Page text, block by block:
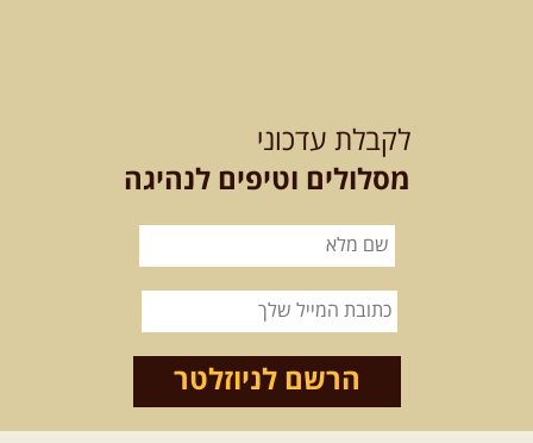
לקבלת עדכוני
מסלולים וטיפים לנהיגה
הרשם לניוזלטר